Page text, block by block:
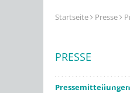
Startseite Presse
PRESSE
Pressemitteilungen